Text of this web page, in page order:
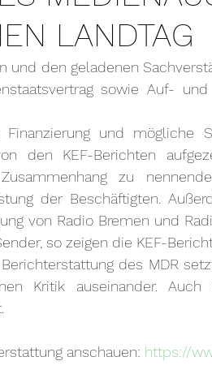
LANDTAG
und den geladenen
sowie Auf-
und mögliche
den KEF-Berichten
zu
der Beschäftigten.
von Radio Bremen und
so zeigen die KEF-
des MDR
Kritik auseinander.
anschauen: https://